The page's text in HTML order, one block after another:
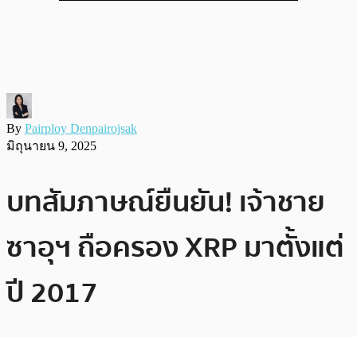
By Pairploy Denpairojsak
มิถุนายน 9, 2025
บทสัมภาษณ์ยืนยัน! เจ้าชาย
ซาอุฯ ถือครอง XRP มาตั้งแต่
ปี 2017